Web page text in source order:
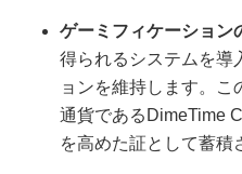
ゲーミフィケーション
得られるシステムを導
ョンを維持します。
通貨であるDimeTime
を高めた証として蓄積